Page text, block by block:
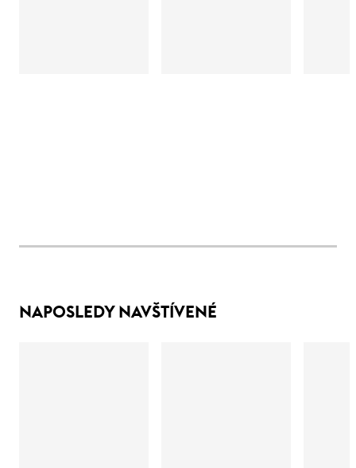
NAPOSLEDY NAVŠTÍVENÉ